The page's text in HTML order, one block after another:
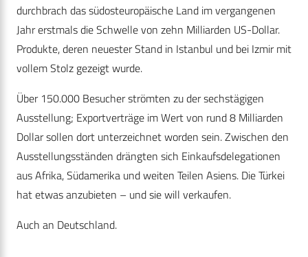
durchbrach das südosteuropäische Land im vergangenen
Jahr erstmals die Schwelle von zehn Milliarden US-Dollar.
Produkte, deren neuester Stand in Istanbul und bei Izmir mit
vollem Stolz gezeigt wurde.
Über 150.000 Besucher strömten zu der sechstägigen
Ausstellung; Exportverträge im Wert von rund 8 Milliarden
Dollar sollen dort unterzeichnet worden sein. Zwischen den
Ausstellungsständen drängten sich Einkaufsdelegationen
aus Afrika, Südamerika und weiten Teilen Asiens. Die Türkei
hat etwas anzubieten – und sie will verkaufen.
Auch an Deutschland.